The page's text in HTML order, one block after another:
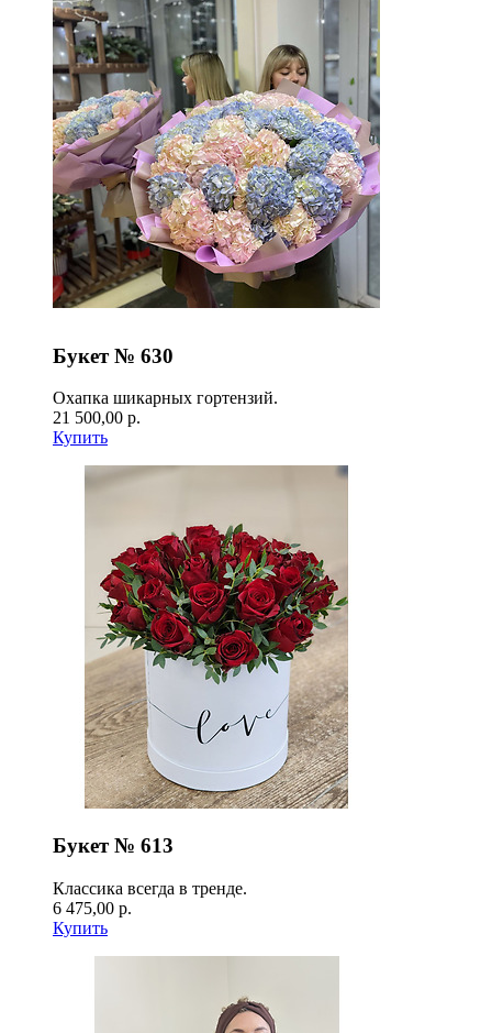
Букет № 630
Охапка шикарных гортензий.
21 500,00 р.
Купить
Букет № 613
Классика всегда в тренде.
6 475,00 р.
Купить